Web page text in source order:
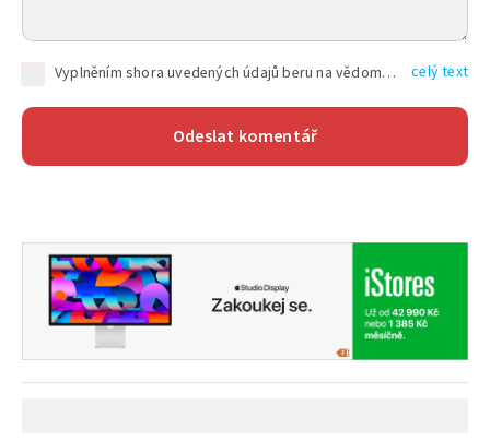
Vyplněním shora uvedených údajů beru na vědomí, že společnost TEXT FACTORY s.r.o., sídlem Brno, Durďákova 336/29, Černá Pole, PSČ: 613 00, IČ: 06157831, zapsané u Krajského soudu v Brně, oddíl C, vložka 100399, bude zpracovávat mé osobní údaje uvedené v rámci mnou vyplněného registračního formuláře na základě oprávněných zájmů TEXT FACTORY s.r.o. dle čl. 6 odst. 1 písm. f) GDPR a pro splnění právních povinností (čl. 6 odst. 1 písm. c) GDPR), a to pro tyto účely: nezbytnost zajistit oprávnění návštěvníka webových stránek provozovaných společností TEXT FACTORY s.r.o. přispívat aktivně ke zveřejněným článkům nebo v rámci diskusních fór a výkon práv TEXT FACTORY s.r.o. jako administrátora těchto diskusních fór. Více informací o zpracování osobních údajů a právech lze nalézt v celý text